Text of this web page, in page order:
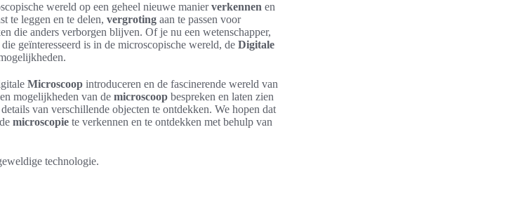
wereld op een geheel nieuwe manierverkennen en
te leggen en te delen, vergroting aan te passen voor
die anders verborgen blijven. Of je nu een wetenschapper,
geïnteresseerd is in de microscopische wereld, de Digitale
Microscoop introduceren en de fascinerende wereld van
mogelijkheden van de microscoop bespreken en laten zien
van verschillende objecten te ontdekken. We hopen dat
microscopie te verkennen en te ontdekken met behulp van
technologie.